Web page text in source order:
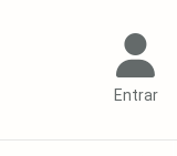
Entrar